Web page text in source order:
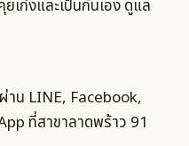
เก่งและเป็นกันเอง ดูแล
าน LINE, Facebook,
ที่สาขาลาดพร้าว 91